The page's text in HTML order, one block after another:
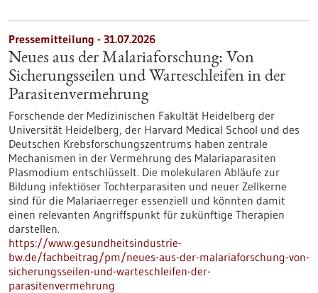
Pressemitteilung - 31.07.2026
Neues aus der Malariaforschung: Von
Sicherungsseilen und Warteschleifen in der
Parasitenvermehrung
Forschende der Medizinischen Fakultät Heidelberg der
Universität Heidelberg, der Harvard Medical School und des
Deutschen Krebsforschungszentrums haben zentrale
Mechanismen in der Vermehrung des Malariaparasiten
Plasmodium entschlüsselt. Die molekularen Abläufe zur
Bildung infektiöser Tochterparasiten und neuer Zellkerne
sind für die Malariaerreger essenziell und könnten damit
einen relevanten Angriffspunkt für zukünftige Therapien
darstellen.
https://www.gesundheitsindustrie-
bw.de/fachbeitrag/pm/neues-aus-der-malariaforschung-von-
sicherungsseilen-und-warteschleifen-der-
parasitenvermehrung